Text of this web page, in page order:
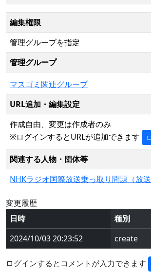
編集権限
管理グループを指定
管理グループ
マスゴミ関連グループ
URL追加・編集設定
作成自由、変更は作成者のみ
※ログインするとURLが追加できます
関連する人物・団体等
NHKラジオ国際放送乗っ取り問題（放送
変更履歴
日時
種別
2024/10/03 20:23:52
create
ログインするとコメントが入力できます